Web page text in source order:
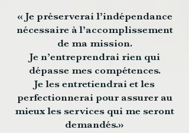
« Je préserverai l’indépendance
nécessaire à l’accomplissement
de ma mission.
Je n’entreprendrai rien qui
dépasse mes compétences.
Je les entretiendrai et les
perfectionnerai pour assurer au
mieux les services qui me seront
demandés.»